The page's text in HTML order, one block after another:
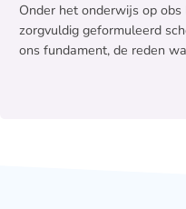
Onder het onderwijs op
zorgvuldig geformuleerd
ons fundament, de reden